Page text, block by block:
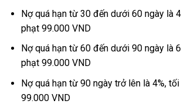
Nợ quá hạn từ 30 đến dưới 60 ngày là
phạt 99.000 VND
Nợ quá hạn từ 60 đến dưới 90 ngày là
phạt 99.000 VND
Nợ quá hạn từ 90 ngày trở lên là 4%,
99.000 VND